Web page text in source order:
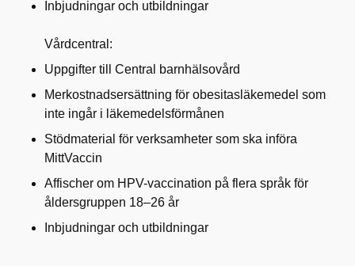
Inbjudningar och utbildningar
Vårdcentral:
Uppgifter till Central barnhälsovård
Merkostnadsersättning för obesitasläkemedel som
inte ingår i läkemedelsförmånen
Stödmaterial för verksamheter som ska införa
MittVaccin
Affischer om HPV-vaccination på flera språk för
åldersgruppen 18–26 år
Inbjudningar och utbildningar